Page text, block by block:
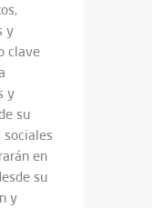
y
clave
y
su
sociales
en
su
y